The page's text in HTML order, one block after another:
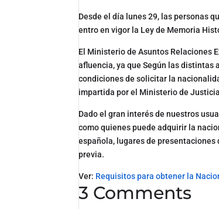
Desde el día lunes 29, las personas
entro en vigor la Ley de Memoria
El Ministerio de Asuntos Relaciones
afluencia, ya que Según las distintas
condiciones de solicitar la
impartida por el Ministerio de
Dado el gran interés de nuestros
como quienes puede adquirir la
española, lugares de
previa.
Ver: Requisitos para obtener la
3 Comments